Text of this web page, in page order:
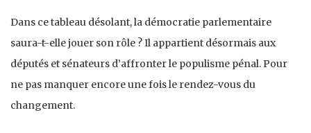
Dans ce tableau désolant, la démocratie parlementaire
saura-t-elle jouer son rôle ? Il appartient désormais aux
députés et sénateurs d’affronter le populisme pénal. Pour
ne pas manquer encore une fois le rendez-vous du
changement.